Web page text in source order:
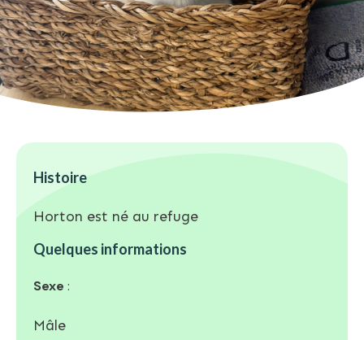
Histoire
Horton est né au refuge
Quelques informations
Sexe :
Mâle